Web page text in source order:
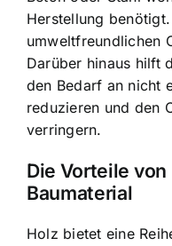
Herstellung
umweltfreundlichen
Darüber hinaus hilft
den Bedarf an nicht
reduzieren und den
verringern.
Die Vorteile
Baumaterial
Holz bietet eine